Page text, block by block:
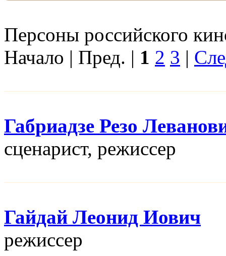
Персоны российского
Начало | Пред. | 1 2 3 |
Габриадзе Резо
сценарист, режисcер
Гайдай Леонид Иович
режисcер